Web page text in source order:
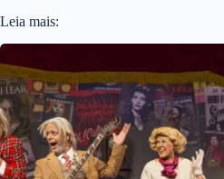
Leia mais: